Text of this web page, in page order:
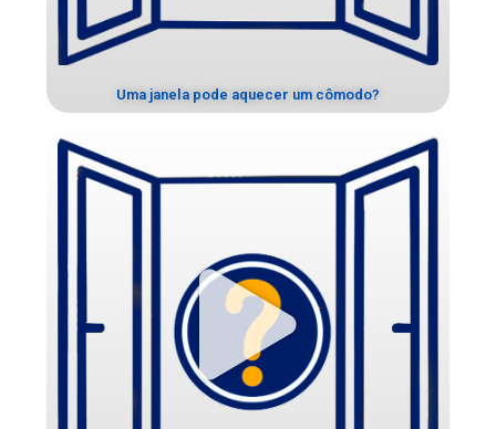
Uma janela pode aquecer um cômodo?